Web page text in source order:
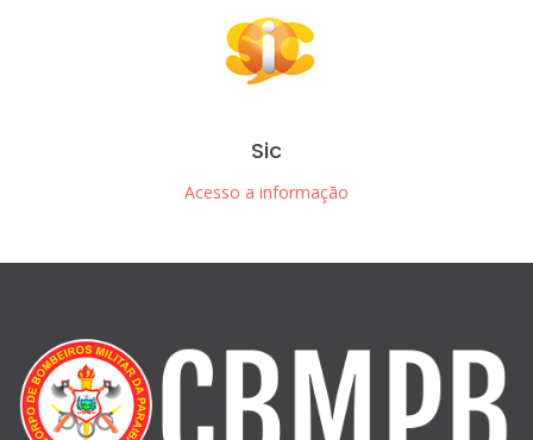
Sic
Acesso a informação